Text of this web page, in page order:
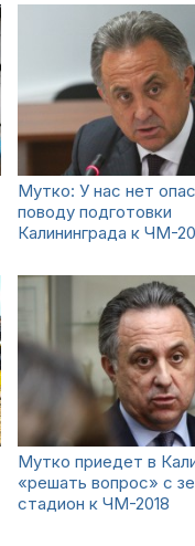
Мутко: У нас нет
поводу подготовки
Калининграда к ЧМ-
Мутко приедет в
«решать вопрос» с
стадион к ЧМ-2018